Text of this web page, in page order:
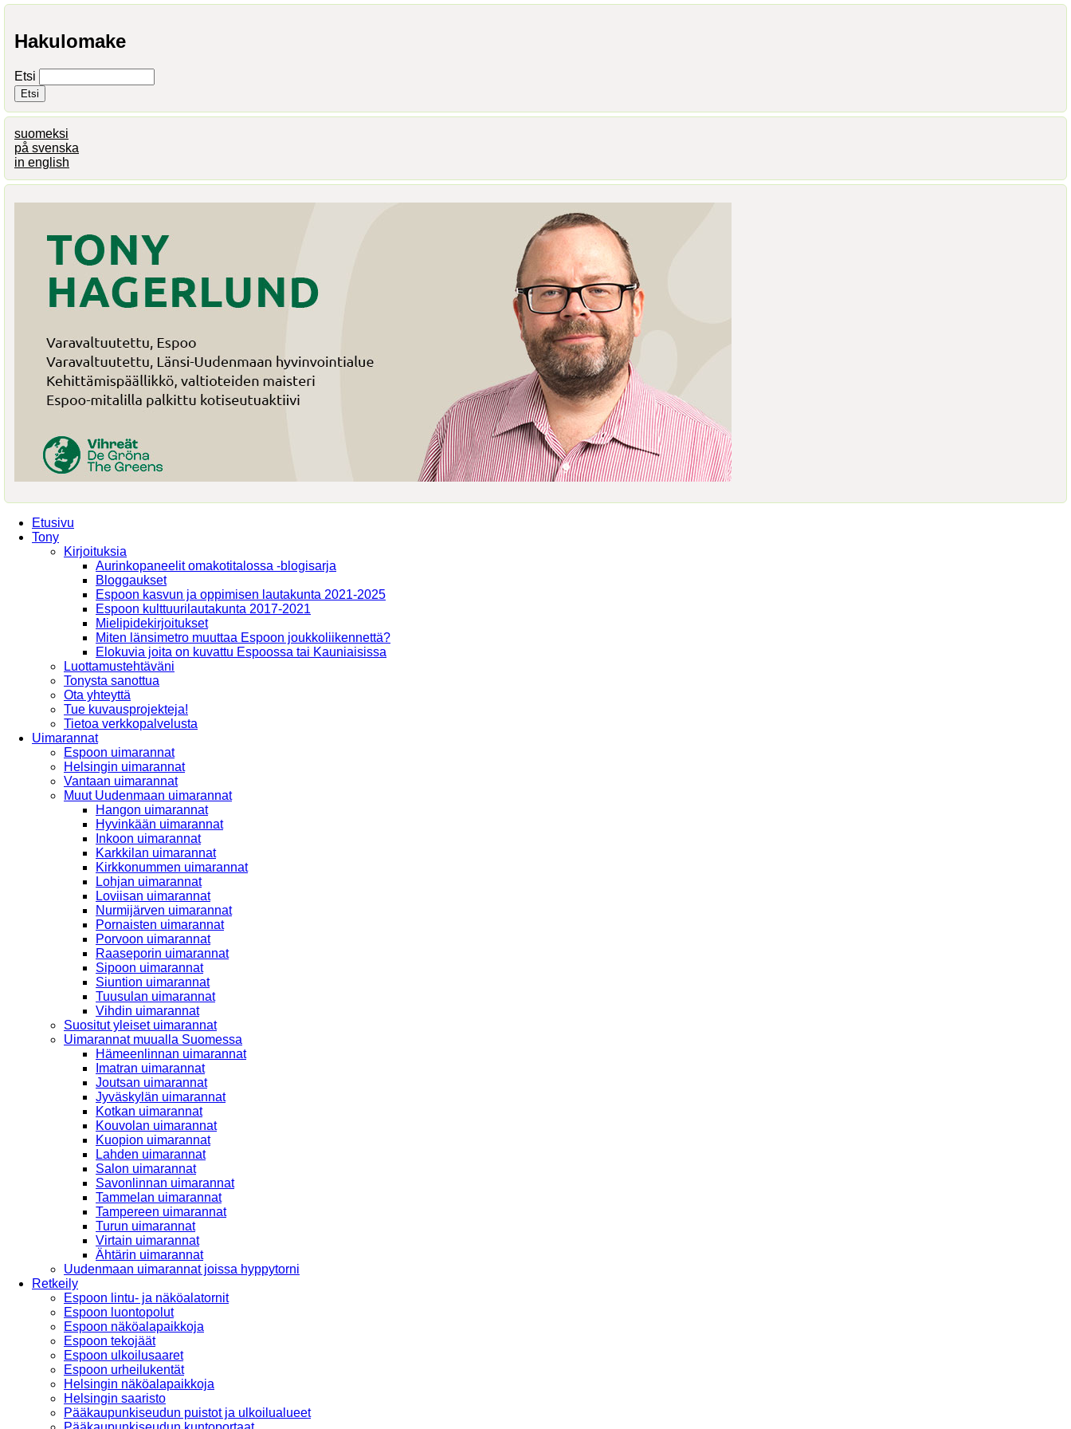
Hakulomake
Etsi
suomeksi
på svenska
in english
Etusivu
Tony
Kirjoituksia
Aurinkopaneelit omakotitalossa -blogisarja
Bloggaukset
Espoon kasvun ja oppimisen lautakunta 2021-2025
Espoon kulttuurilautakunta 2017-2021
Mielipidekirjoitukset
Miten länsimetro muuttaa Espoon joukkoliikennettä?
Elokuvia joita on kuvattu Espoossa tai Kauniaisissa
Luottamustehtäväni
Tonysta sanottua
Ota yhteyttä
Tue kuvausprojekteja!
Tietoa verkkopalvelusta
Uimarannat
Espoon uimarannat
Helsingin uimarannat
Vantaan uimarannat
Muut Uudenmaan uimarannat
Hangon uimarannat
Hyvinkään uimarannat
Inkoon uimarannat
Karkkilan uimarannat
Kirkkonummen uimarannat
Lohjan uimarannat
Loviisan uimarannat
Nurmijärven uimarannat
Pornaisten uimarannat
Porvoon uimarannat
Raaseporin uimarannat
Sipoon uimarannat
Siuntion uimarannat
Tuusulan uimarannat
Vihdin uimarannat
Suositut yleiset uimarannat
Uimarannat muualla Suomessa
Hämeenlinnan uimarannat
Imatran uimarannat
Joutsan uimarannat
Jyväskylän uimarannat
Kotkan uimarannat
Kouvolan uimarannat
Kuopion uimarannat
Lahden uimarannat
Salon uimarannat
Savonlinnan uimarannat
Tammelan uimarannat
Tampereen uimarannat
Turun uimarannat
Virtain uimarannat
Ähtärin uimarannat
Uudenmaan uimarannat joissa hyppytorni
Retkeily
Espoon lintu- ja näköalatornit
Espoon luontopolut
Espoon näköalapaikkoja
Espoon tekojäät
Espoon ulkoilusaaret
Espoon urheilukentät
Helsingin näköalapaikkoja
Helsingin saaristo
Pääkaupunkiseudun puistot ja ulkoilualueet